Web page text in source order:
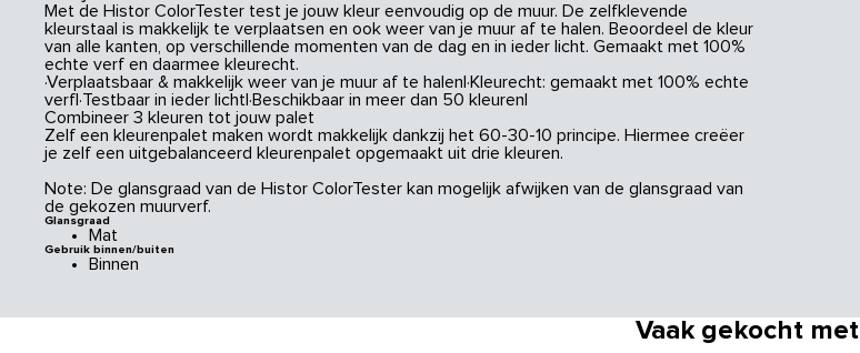
Met de Histor ColorTester test je jouw kleur eenvoudig op de muur. De zelfklevende
kleurstaal is makkelijk te verplaatsen en ook weer van je muur af te halen. Beoordeel de kleur
van alle kanten, op verschillende momenten van de dag en in ieder licht. Gemaakt met 100%
echte verf en daarmee kleurecht.
·Verplaatsbaar & makkelijk weer van je muur af te halen|·Kleurecht: gemaakt met 100% echte
verf|·Testbaar in ieder licht|·Beschikbaar in meer dan 50 kleuren|
Combineer 3 kleuren tot jouw palet
Zelf een kleurenpalet maken wordt makkelijk dankzij het 60-30-10 principe. Hiermee creëer
je zelf een uitgebalanceerd kleurenpalet opgemaakt uit drie kleuren.
Note: De glansgraad van de Histor ColorTester kan mogelijk afwijken van de glansgraad van
de gekozen muurverf.
Glansgraad
Mat
Gebruik binnen/buiten
Binnen
Vaak gekocht met